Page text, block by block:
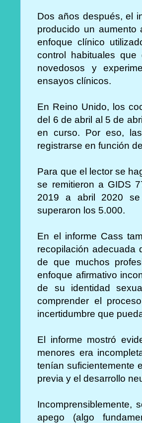
Dos años después, el
producido un aumento
enfoque clínico
control habituales que
novedosos y
ensayos clínicos.
En Reino Unido, los
del 6 de abril al 5 de
en curso. Por eso,
registrarse en función
Para que el lector se
se remitieron a GIDS
2019 a abril 2020
superaron los 5.000.
En el informe Cass
recopilación adecuada
de que muchos
enfoque afirmativo
de su identidad
comprender el
incertidumbre que
El informe mostró
menores era
tenían suficientemente
previa y el desarrollo
Incomprensiblemente,
apego (algo